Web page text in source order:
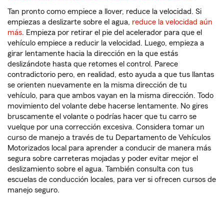
Tan pronto como empiece a llover, reduce la velocidad. Si
empiezas a deslizarte sobre el agua, reduce la velocidad aún
más. Empieza por retirar el pie del acelerador para que el
vehículo empiece a reducir la velocidad. Luego, empieza a
girar lentamente hacia la dirección en la que estás
deslizándote hasta que retomes el control. Parece
contradictorio pero, en realidad, esto ayuda a que tus llantas
se orienten nuevamente en la misma dirección de tu
vehículo, para que ambos vayan en la misma dirección. Todo
movimiento del volante debe hacerse lentamente. No gires
bruscamente el volante o podrías hacer que tu carro se
vuelque por una corrección excesiva. Considera tomar un
curso de manejo a través de tu Departamento de Vehículos
Motorizados local para aprender a conducir de manera más
segura sobre carreteras mojadas y poder evitar mejor el
deslizamiento sobre el agua. También consulta con tus
escuelas de conducción locales, para ver si ofrecen cursos de
manejo seguro.